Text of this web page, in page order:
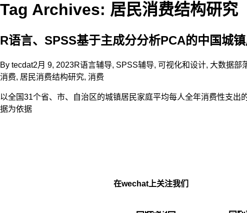
Tag Archives: 居民消费结构研究
R语言、SPSS基于主成分分析PCA的中国城
By tecdat2月 9, 2023R语言辅导, SPSS辅导, 可视化和设计, 大数据部
消费, 居民消费结构研究, 消费
以全国31个省、市、自治区的城镇居民家庭平均每人全年消费性支
据为依据
在wechat上关注我们